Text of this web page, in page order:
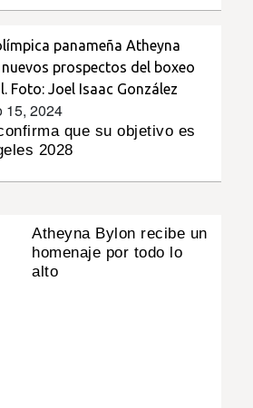
15, 2024
que su objetivo es
2028
Atheyna Bylon recibe un
homenaje por todo lo
alto